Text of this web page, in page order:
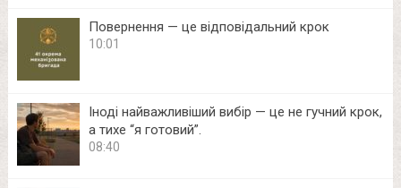
Повернення — це відповідальний крок
10:01
Іноді найважливіший вибір — це не гучний крок,
а тихе “я готовий”.
08:40